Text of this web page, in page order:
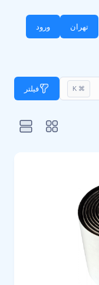
تهران ورود
⌘ K فیلتر